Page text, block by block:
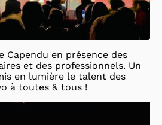
Capendu en présence des
et des professionnels. Un
en lumière le talent des
à toutes & tous !